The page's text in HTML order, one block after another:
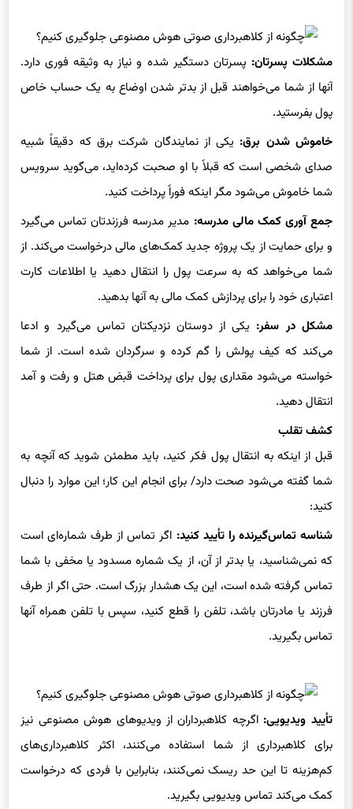
مشکلات پسرتان:پسرتان دستگیر شده و نیاز به وثیقه فوری دارد.
آنها از شما می‌خواهند قبل از بدتر شدن اوضاع به یک حساب خاص
پول بفرستید.
خاموش شدن برق:
صدای شخصی است که قبلاً با او صحبت کرده‌اید، می‌گوید سرویس
شما خاموش می‌شود مگر اینکه فوراً پرداخت کنید.
جمع آوری کمک مالی مدرسه:مدیر مدرسه فرزندتان تماس می‌گیرد
و برای حمایت از یک پروژه جدید کمک‌های مالی درخواست می‌کند. از
شما می‌خواهد که به سرعت پول را انتقال دهید یا اطلاعات کارت
اعتباری خود را برای پردازش کمک مالی به آنها بدهید.
مشکل در سفر:یکی از دوستان نزدیکتان تماس می‌گیرد و ادعا
می‌کند که کیف پولش را گم کرده و سرگردان شده است. از شما
خواسته می‌شود مقداری پول برای پرداخت قبض هتل و رفت و آمد
انتقال دهید.
کشف تقلب
قبل از اینکه به انتقال پول فکر کنید، باید مطمئن شوید که آنچه به
شما گفته می‌شود صحت دارد/ برای انجام این کار؛ این موارد را دنبال
کنید:
شناسه تماس‌گیرنده را تأیید کنید:
که نمی‌شناسید، یا بدتر از آن، از یک شماره مسدود یا مخفی با شما
تماس گرفته شده است، این یک هشدار بزرگ است. حتی اگر از طرف
فرزند یا مادرتان باشد، تلفن را قطع کنید، سپس با تلفن همراه آنها
تماس بگیرید.
تأیید ویدیویی:اگرچه کلاهبرداران از ویدیوهای هوش مصنوعی نیز
برای کلاهبرداری از شما استفاده می‌کنند، اکثر کلاهبرداری‌های
کم‌هزینه تا این حد ریسک نمی‌کنند، بنابراین با فردی که درخواست
کمک می‌کند تماس ویدیویی بگیرید.
برای خودتان زمان بخرید:اگر صدای طرف مقابل ادعا می‌کند که آنها